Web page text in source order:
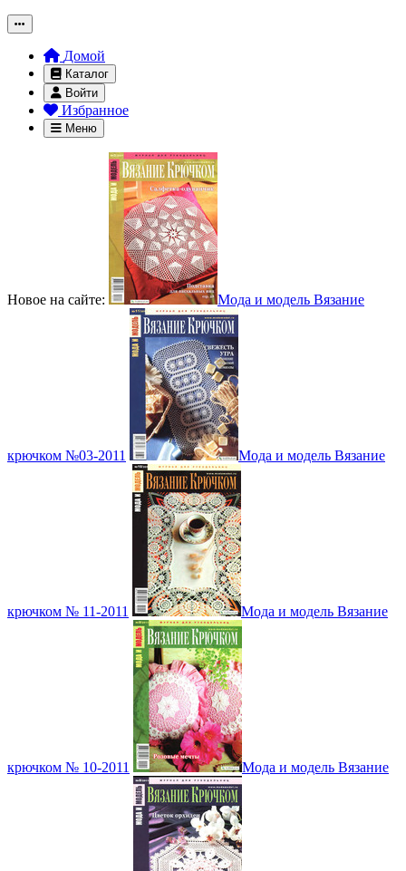
Домой
Каталог
Войти
Избранное
Меню
Новое на сайте: Мода и модель Вязание
крючком №03-2011 Мода и модель Вязание
крючком № 11-2011 Мода и модель Вязание
крючком № 10-2011 Мода и модель Вязание